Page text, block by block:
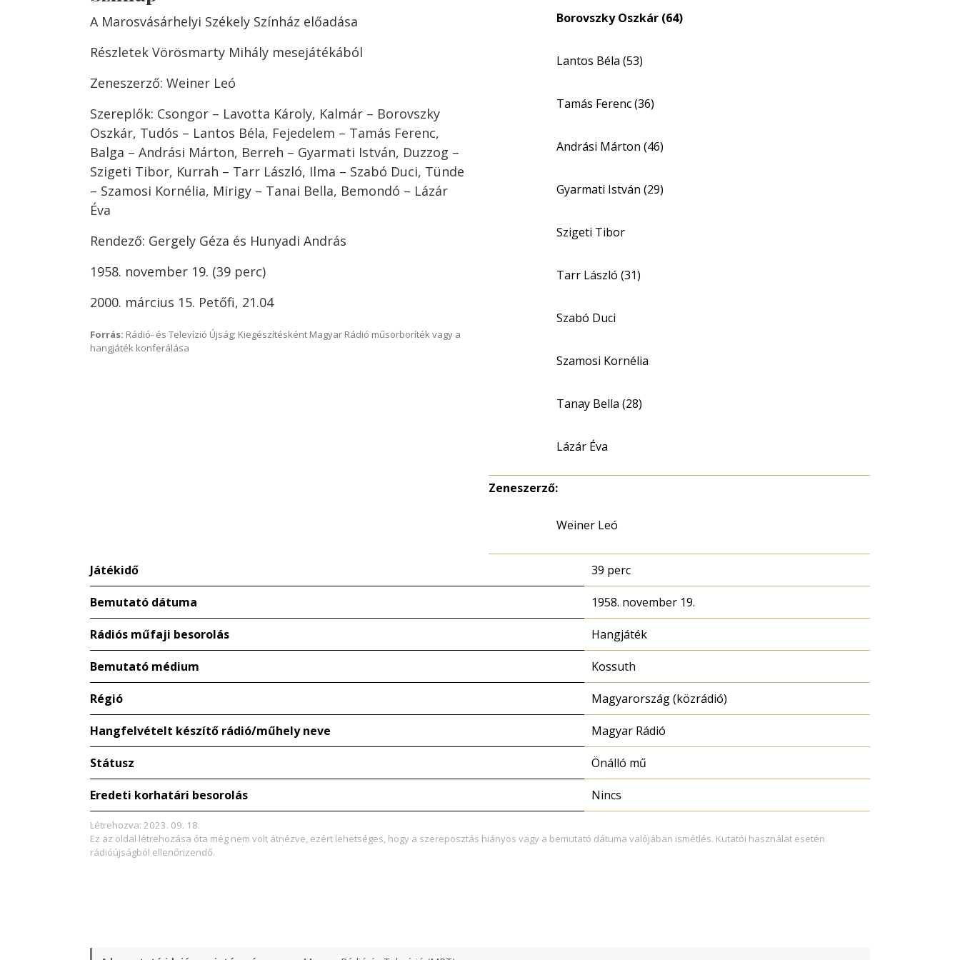
A Marosvásárhelyi Székely Színház előadása
Részletek Vörösmarty Mihály mesejátékából
Zeneszerző: Weiner Leó
Szereplők: Csongor – Lavotta Károly, Kalmár – Borovszky
Oszkár, Tudós – Lantos Béla, Fejedelem – Tamás Ferenc,
Balga – Andrási Márton, Berreh – Gyarmati István, Duzzog –
Szigeti Tibor, Kurrah – Tarr László, Ilma – Szabó Duci, Tünde
– Szamosi Kornélia, Mirigy – Tanai Bella, Bemondó – Lázár
Éva
Rendező: Gergely Géza és Hunyadi András
1958. november 19. (39 perc)
2000. március 15. Petőfi, 21.04
Forrás: Rádió- és Televízió Újság; Kiegészítésként Magyar Rádió műsorboríték vagy a
hangjáték konferálása
Borovszky Oszkár (64)
Lantos Béla (53)
Tamás Ferenc (36)
Andrási Márton (46)
Gyarmati István (29)
Szigeti Tibor
Tarr László (31)
Szabó Duci
Szamosi Kornélia
Tanay Bella (28)
Lázár Éva
Zeneszerző:
Weiner Leó
Játékidő 39 perc
Bemutató dátuma 1958. november 19.
Rádiós műfaji besorolás Hangjáték
Bemutató médium Kossuth
Régió Magyarország (közrádió)
Hangfelvételt készítő rádió/műhely neve Magyar Rádió
Státusz Önálló mű
Eredeti korhatári besorolás Nincs
Létrehozva: 2023. 09. 18.
Ez az oldal létrehozása óta még nem volt átnézve, ezért lehetséges, hogy a szereposztás hiányos vagy a bemutató dátuma valójában ismétlés. Kutatói használat esetén
rádióújságból ellenőrizendő.